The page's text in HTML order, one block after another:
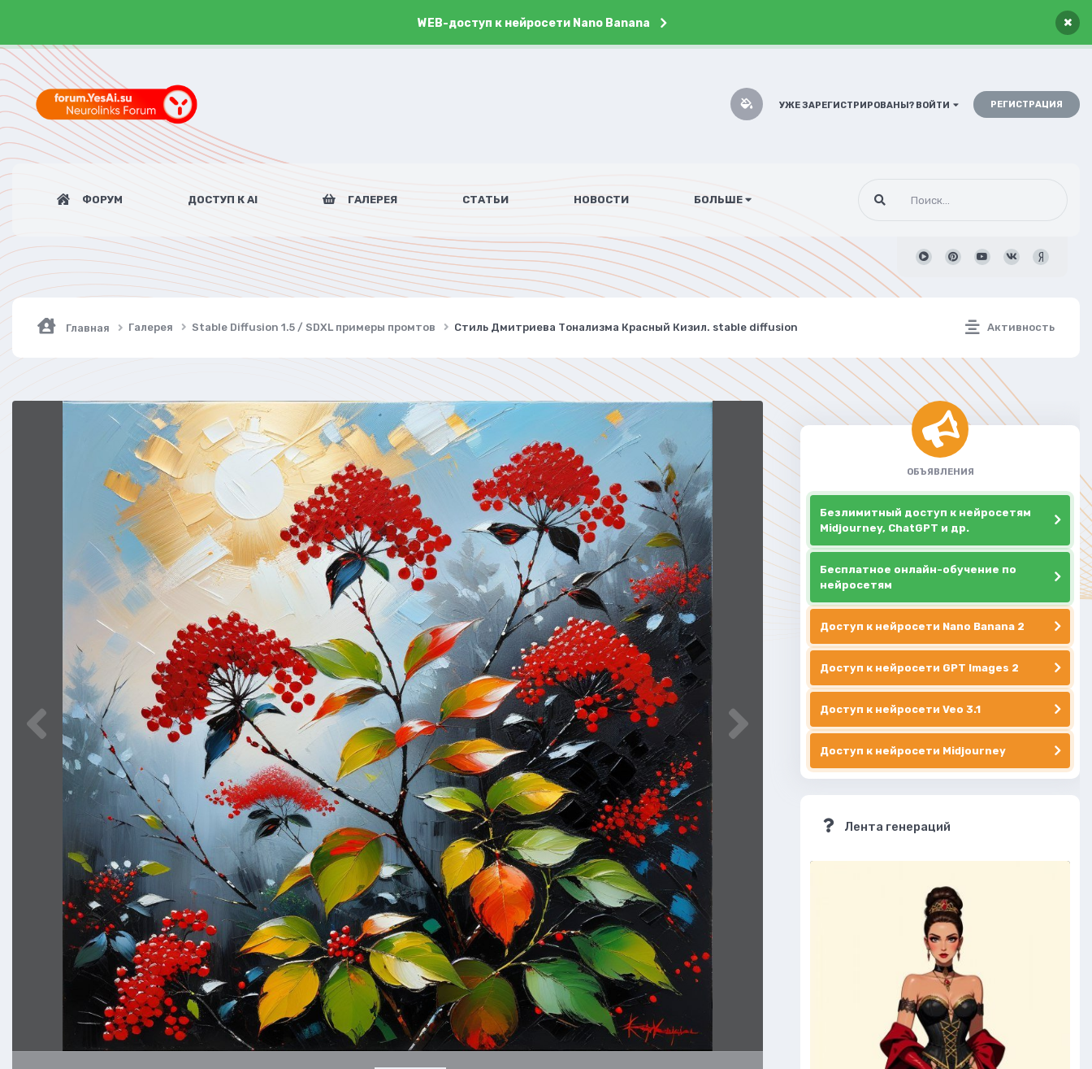
WEB-доступ к нейросети Nano Banana ×
УЖЕ ЗАРЕГИСТРИРОВАНЫ? ВОЙТИ РЕГИСТРАЦИЯ
ФОРУМ ДОСТУП К AI ГАЛЕРЕЯ СТАТЬИ НОВОСТИ БОЛЬШЕ
Активность
Главная Галерея Stable Diffusion 1.5 / SDXL примеры промтов Стиль Дмитриева Тонализма Красный Кизил. stable diffusion
ОБЪЯВЛЕНИЯ
Безлимитный доступ к нейросетям
Midjourney, ChatGPT и др.
Бесплатное онлайн-обучение по
нейросетям
Доступ к нейросети Nano Banana 2
Доступ к нейросети GPT Images 2
Доступ к нейросети Veo 3.1
Доступ к нейросети Midjourney
Лента генераций